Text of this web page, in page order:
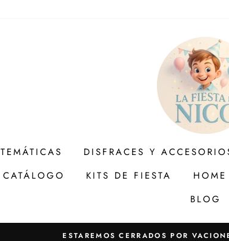
TEMÁTICAS DISFRACES Y
CATÁLOGO KITS DE FIESTA HOME
BLOG
ESTAREMOS CERRADOS POR